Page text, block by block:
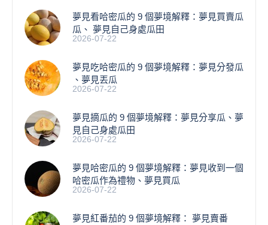
夢見看哈密瓜的 9 個夢境解釋：夢見買賣瓜
瓜、 夢見自己身處瓜田
2026-07-22
夢見吃哈密瓜的 9 個夢境解釋：夢見分發瓜
、夢見丟瓜
2026-07-22
夢見摘瓜的 9 個夢境解釋：夢見分享瓜、夢
見自己身處瓜田
2026-07-22
夢見哈密瓜的 9 個夢境解釋：夢見收到一個
哈密瓜作為禮物、夢見買瓜
2026-07-22
夢見紅番茄的 9 個夢境解釋： 夢見賣番